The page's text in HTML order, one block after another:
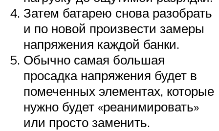
Затем батарею снова разобрать
и по новой произвести замеры
напряжения каждой банки.
Обычно самая большая
просадка напряжения будет в
помеченных элементах, которые
нужно будет «реанимировать»
или просто заменить.